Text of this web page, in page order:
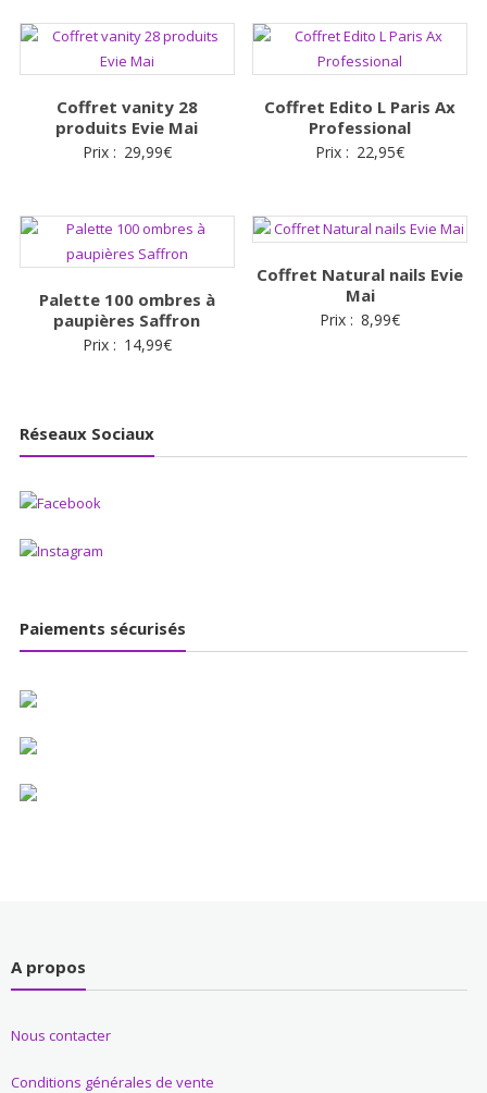
Coffret vanity 28
produits Evie Mai
Prix : 29,99€
Coffret Edito L Paris Ax
Professional
Prix : 22,95€
Palette 100 ombres à
paupières Saffron
Prix : 14,99€
Coffret Natural nails Evie
Mai
Prix : 8,99€
Réseaux Sociaux
Paiements sécurisés
A propos
Nous contacter
Conditions générales de vente